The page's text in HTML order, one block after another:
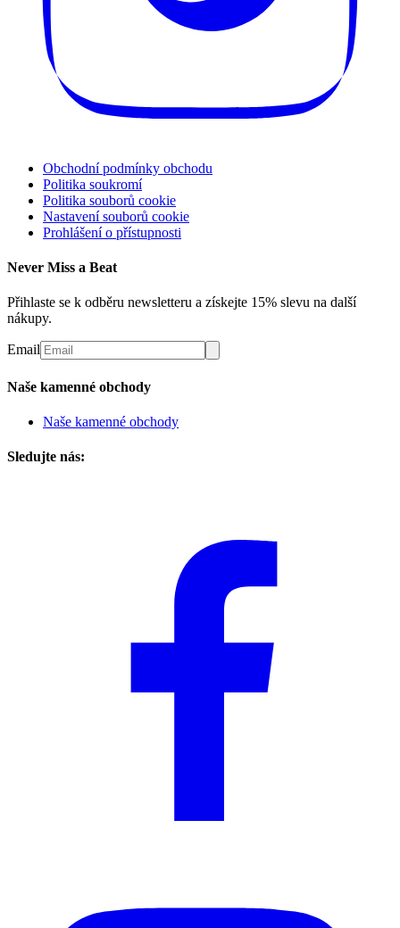
Obchodní podmínky obchodu
Politika soukromí
Politika souborů cookie
Nastavení souborů cookie
Prohlášení o přístupnosti
Never Miss a Beat
Přihlaste se k odběru newsletteru a získejte 15% slevu na další
nákupy.
Email
Naše kamenné obchody
Naše kamenné obchody
Sledujte nás: